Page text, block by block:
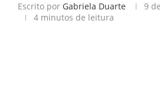
Escrito por Gabriela Duarte
9
4 minutos de leitura